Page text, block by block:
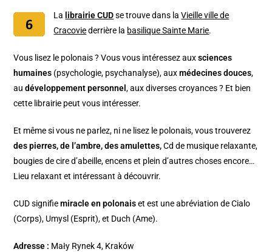
La librairie CUDse trouve dans laVieille ville de
Cracoviederrière la basilique Sainte Marie.
Vous lisez le polonais ? Vous vous intéressez auxsciences
humaines (psychologie, psychanalyse), auxmédecines douces,
audéveloppement personnel, aux diverses croyances ? Et bien
cette librairie peut vous intéresser.
Et même si vous ne parlez, ni ne lisez le polonais, vous trouverez
des pierres, de l’ambre, des amulettes,Cd de musique relaxante,
bougies de cire d’abeille, encens et plein d’autres choses encore…
Lieu relaxant et intéressant à découvrir.
CUD signifiemiracle en polonaiset est une abréviation de Cialo
(Corps), Umysl (Esprit), et Duch (Ame).
Adresse : Mały Rynek 4, Kraków